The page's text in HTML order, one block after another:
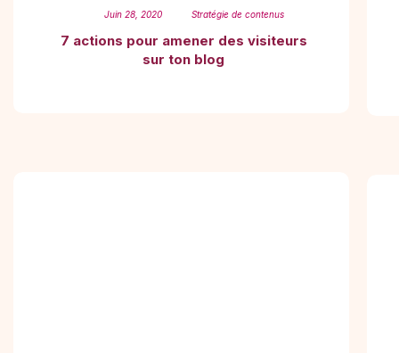
7 actions pour amener des visiteurs
sur ton blog
Juin 28, 2020 Stratégie de contenus